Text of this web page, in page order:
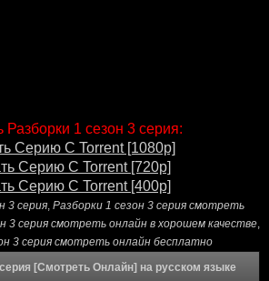
Разборки 1 сезон 3 серия:
Серию С Torrent [1080p]
Серию С Torrent [720p]
Серию С Torrent [400p]
3 серия, Разборки 1 сезон 3 серия смотреть
3 серия смотреть онлайн в хорошем качестве,
3 серия смотреть онлайн бесплатно
[Смотреть Онлайн] на русском языке